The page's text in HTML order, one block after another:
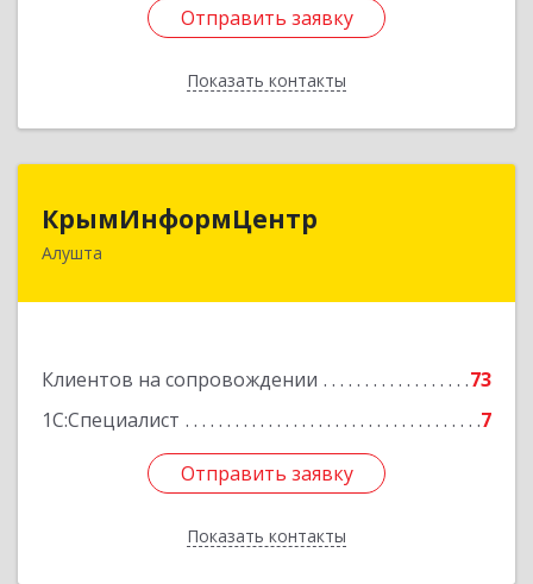
Отправить заявку
Показать контакты
Отправить заявку
Назад
КрымИнформЦентр
Алушта
Клиентов на сопровождении
73
1С:Специалист
7
Отправить заявку
Показать контакты
298500, Крым Респ, Алушта г, Горького ул, дом
Отправить заявку
Назад